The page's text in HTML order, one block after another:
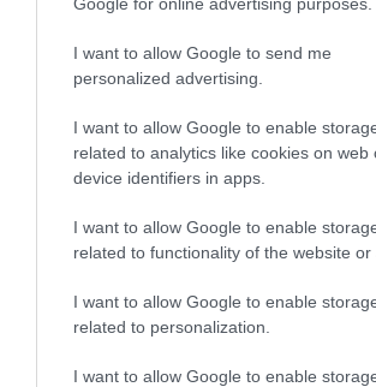
I want to allow Google to send me
personalized advertising.
I want to allow Google to enable
related to analytics like cookies on web
device identifiers in apps.
I want to allow Google to enable
related to functionality of the website or
I want to allow Google to enable
related to personalization.
I want to allow Google to enable
Elektromos terepjárót gyártana